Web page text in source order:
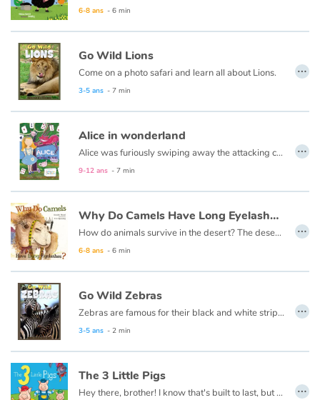
6-8 ans - 6 min
Go Wild Lions
Come on a photo safari and learn all about Lions.
3-5 ans - 7 min
…
Alice in wonderland
Alice was furiously swiping away the attacking cards when she heard a familiar voice... “Alice! Wake up!” shouted her sister. And Alice woke up. She was back by the river. As she sat up, she finished brushing away the leaves that had landed on her while she was sleeping. And she thought, “That was a very strange sleep, indeed.”
This book is also available in French:
9-12 ans - 7 min
…
Why Do Camels Have Long Eyelashes ?
How do animals survive in the desert? The desert is so hot and dry, with so little food, each desert animal must have something very special about them to help them live there.
6-8 ans - 6 min
…
Go Wild Zebras
Zebras are famous for their black and white stripes.
3-5 ans - 2 min
…
The 3 Little Pigs
Hey there, brother! I know that's built to last, but we sure are getting bored. Why can't you build it fast? …